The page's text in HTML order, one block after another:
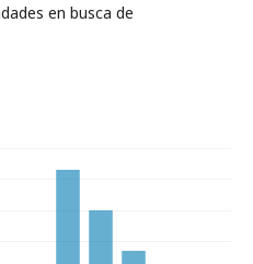
en busca de